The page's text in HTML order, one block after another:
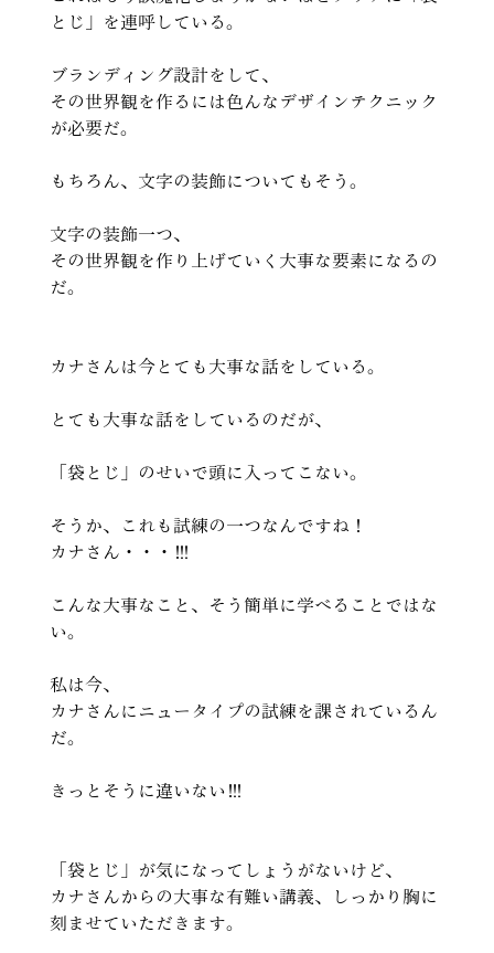
とじ」を連呼している。
ブランディング設計をして、
その世界観を作るには色んなデザインテクニック
が必要だ。
もちろん、文字の装飾についてもそう。
文字の装飾一つ、
その世界観を作り上げていく大事な要素になるの
だ。
カナさんは今とても大事な話をしている。
とても大事な話をしているのだが、
「袋とじ」のせいで頭に入ってこない。
そうか、これも試練の一つなんですね！
カナさん・・・！！！
こんな大事なこと、そう簡単に学べることではな
い。
私は今、
カナさんにニュータイプの試練を課されているん
だ。
きっとそうに違いない！！！
「袋とじ」が気になってしょうがないけど、
カナさんからの大事な有難い講義、しっかり胸に
刻ませていただきます。